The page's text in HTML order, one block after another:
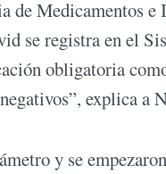
de Medicamentos
se registra en el
obligatoria
explica a
y se